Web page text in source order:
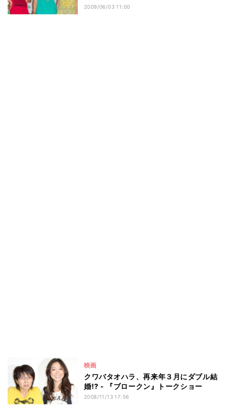
2009/06/03 11:00
映画
クワバタオハラ、再来年３月にダブル結
婚!? - 『ブロークン』トークショー
2008/11/13 17:56